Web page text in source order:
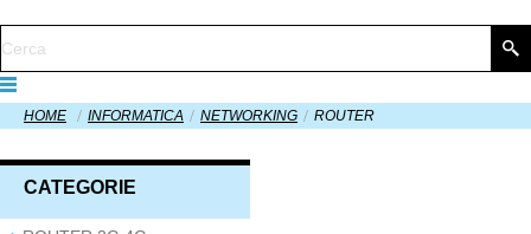
HOME INFORMATICA NETWORKING ROUTER
CATEGORIE